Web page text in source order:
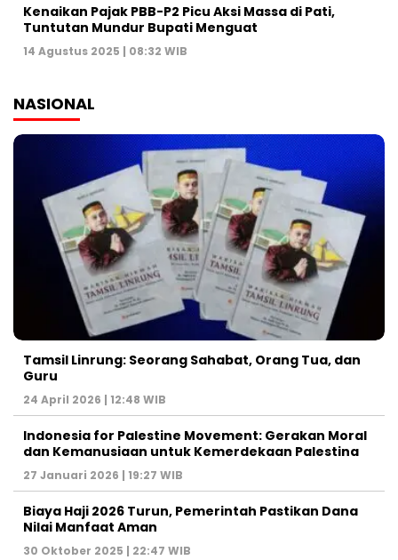
Kenaikan Pajak PBB-P2 Picu Aksi Massa di Pati,
Tuntutan Mundur Bupati Menguat
14 Agustus 2025 | 08:32 WIB
NASIONAL
Tamsil Linrung: Seorang Sahabat, Orang Tua, dan
Guru
24 April 2026 | 12:48 WIB
Indonesia for Palestine Movement: Gerakan Moral
dan Kemanusiaan untuk Kemerdekaan Palestina
27 Januari 2026 | 19:27 WIB
Biaya Haji 2026 Turun, Pemerintah Pastikan Dana
Nilai Manfaat Aman
30 Oktober 2025 | 22:47 WIB